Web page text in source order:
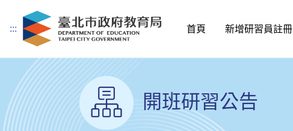
跳到主要內容
::: 首頁 新增研習員註冊
開班研習公告